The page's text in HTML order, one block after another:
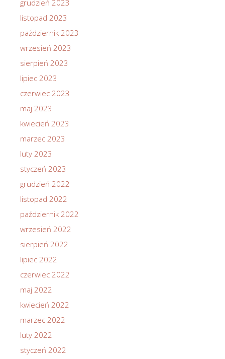
grudzień 2023
listopad 2023
październik 2023
wrzesień 2023
sierpień 2023
lipiec 2023
czerwiec 2023
maj 2023
kwiecień 2023
marzec 2023
luty 2023
styczeń 2023
grudzień 2022
listopad 2022
październik 2022
wrzesień 2022
sierpień 2022
lipiec 2022
czerwiec 2022
maj 2022
kwiecień 2022
marzec 2022
luty 2022
styczeń 2022